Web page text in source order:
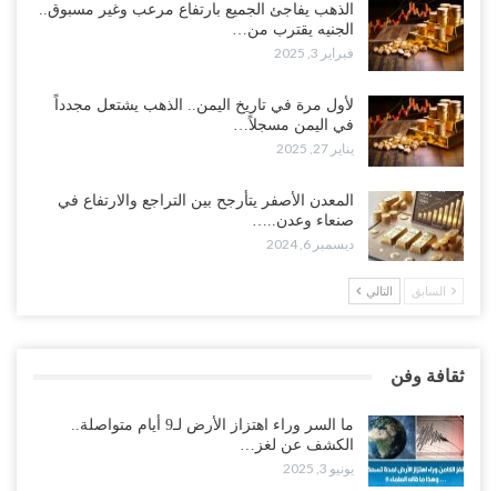
الذهب يفاجئ الجميع بارتفاع مرعب وغير مسبوق..
الجنيه يقترب من…
فبراير 3, 2025
لأول مرة في تاريخ اليمن.. الذهب يشتعل مجدداً
في اليمن مسجلاً…
يناير 27, 2025
المعدن الأصفر يتأرجح بين التراجع والارتفاع في
صنعاء وعدن..…
ديسمبر 6, 2024
السابق التالي
ثقافة وفن
ما السر وراء اهتزاز الأرض لـ9 أيام متواصلة..
الكشف عن لغز…
يونيو 3, 2025